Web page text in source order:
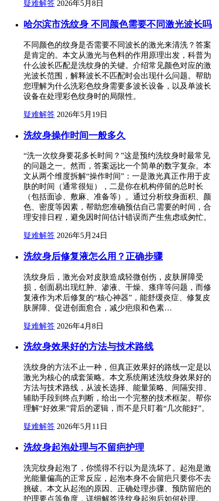
疑难解答 2026年5月8日
哈尔滨市洗纹身 不同颜色需要不同激光波长吗
不同颜色的纹身是否需要不同波长的激光来清洗？答案
是肯定的。本文从激光与色料的作用原理出发，科普为
什么波长匹配是洗纹身的关键。介绍常见颜色对应的激
光波长范围，解释波长不匹配时会出现什么问题。帮助
您理解为什么洗彩色纹身需要多波长设备，以及单波长
设备在处理彩色纹身时的局限性。
疑难解答 2026年5月19日
洗纹身操作时间一般多久
“洗一次纹身要花多长时间？”这是预约洗纹身时最常见
的问题之一。然而，答案远比一个简单的数字复杂。本
文从两个维度拆解“操作时间”：一是激光真正作用于皮
肤的时间（通常很短），二是你在机构停留的总时长
（包括面诊、敷麻、准备等）。通过分析纹身面积、颜
色、密度等因素，帮助您准确预估自己需要的时间，合
理安排日程，避免因时间估计错误而产生焦虑或匆忙。
疑难解答 2026年5月24日
洗纹身后修复液怎么用？正确步骤
洗纹身后，激光会对皮肤造成轻微创伤，皮肤屏障受
损，创面易出现红肿、渗液、干燥、瘙痒等问题，而修
复液作为术后修复的“核心神器”，能舒缓炎症、修复皮
肤屏障、促进创面愈合，减少疤痕和色素…
疑难解答 2026年4月8日
洗纹身效果好的方法与技术路线
洗纹身的方法不止一种，但真正效果好的路线一定是以
激光为核心的成套策略。本文系统阐述洗纹身效果好的
方法与技术路线，从波长选择、能量策略、间隔安排、
辅助手段到终点判断，给出一个完整的技术框架。帮你
理解“好效果”背后的逻辑，而不是只盯着“几次能好”。
疑难解答 2026年5月11日
洗纹身起泡处理与不留疤护理
洗完纹身起泡了，你慌得不行以为是洗坏了。起泡是激
光能量偏高的正常反应，起泡本身不会留疤只要你不去
挑破。本文从起泡的原因、正确处理步骤、预防留疤的
护理要点等角度，详细解答洗纹身起泡后如何处理。